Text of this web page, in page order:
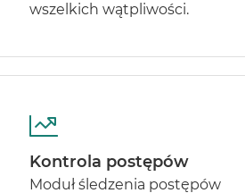
wszelkich wątpliwości.
Kontrola postępów
Moduł śledzenia postępów